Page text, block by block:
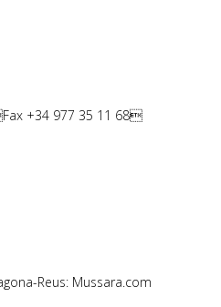
+34 977 35 11 68
Reus: Mussara.com